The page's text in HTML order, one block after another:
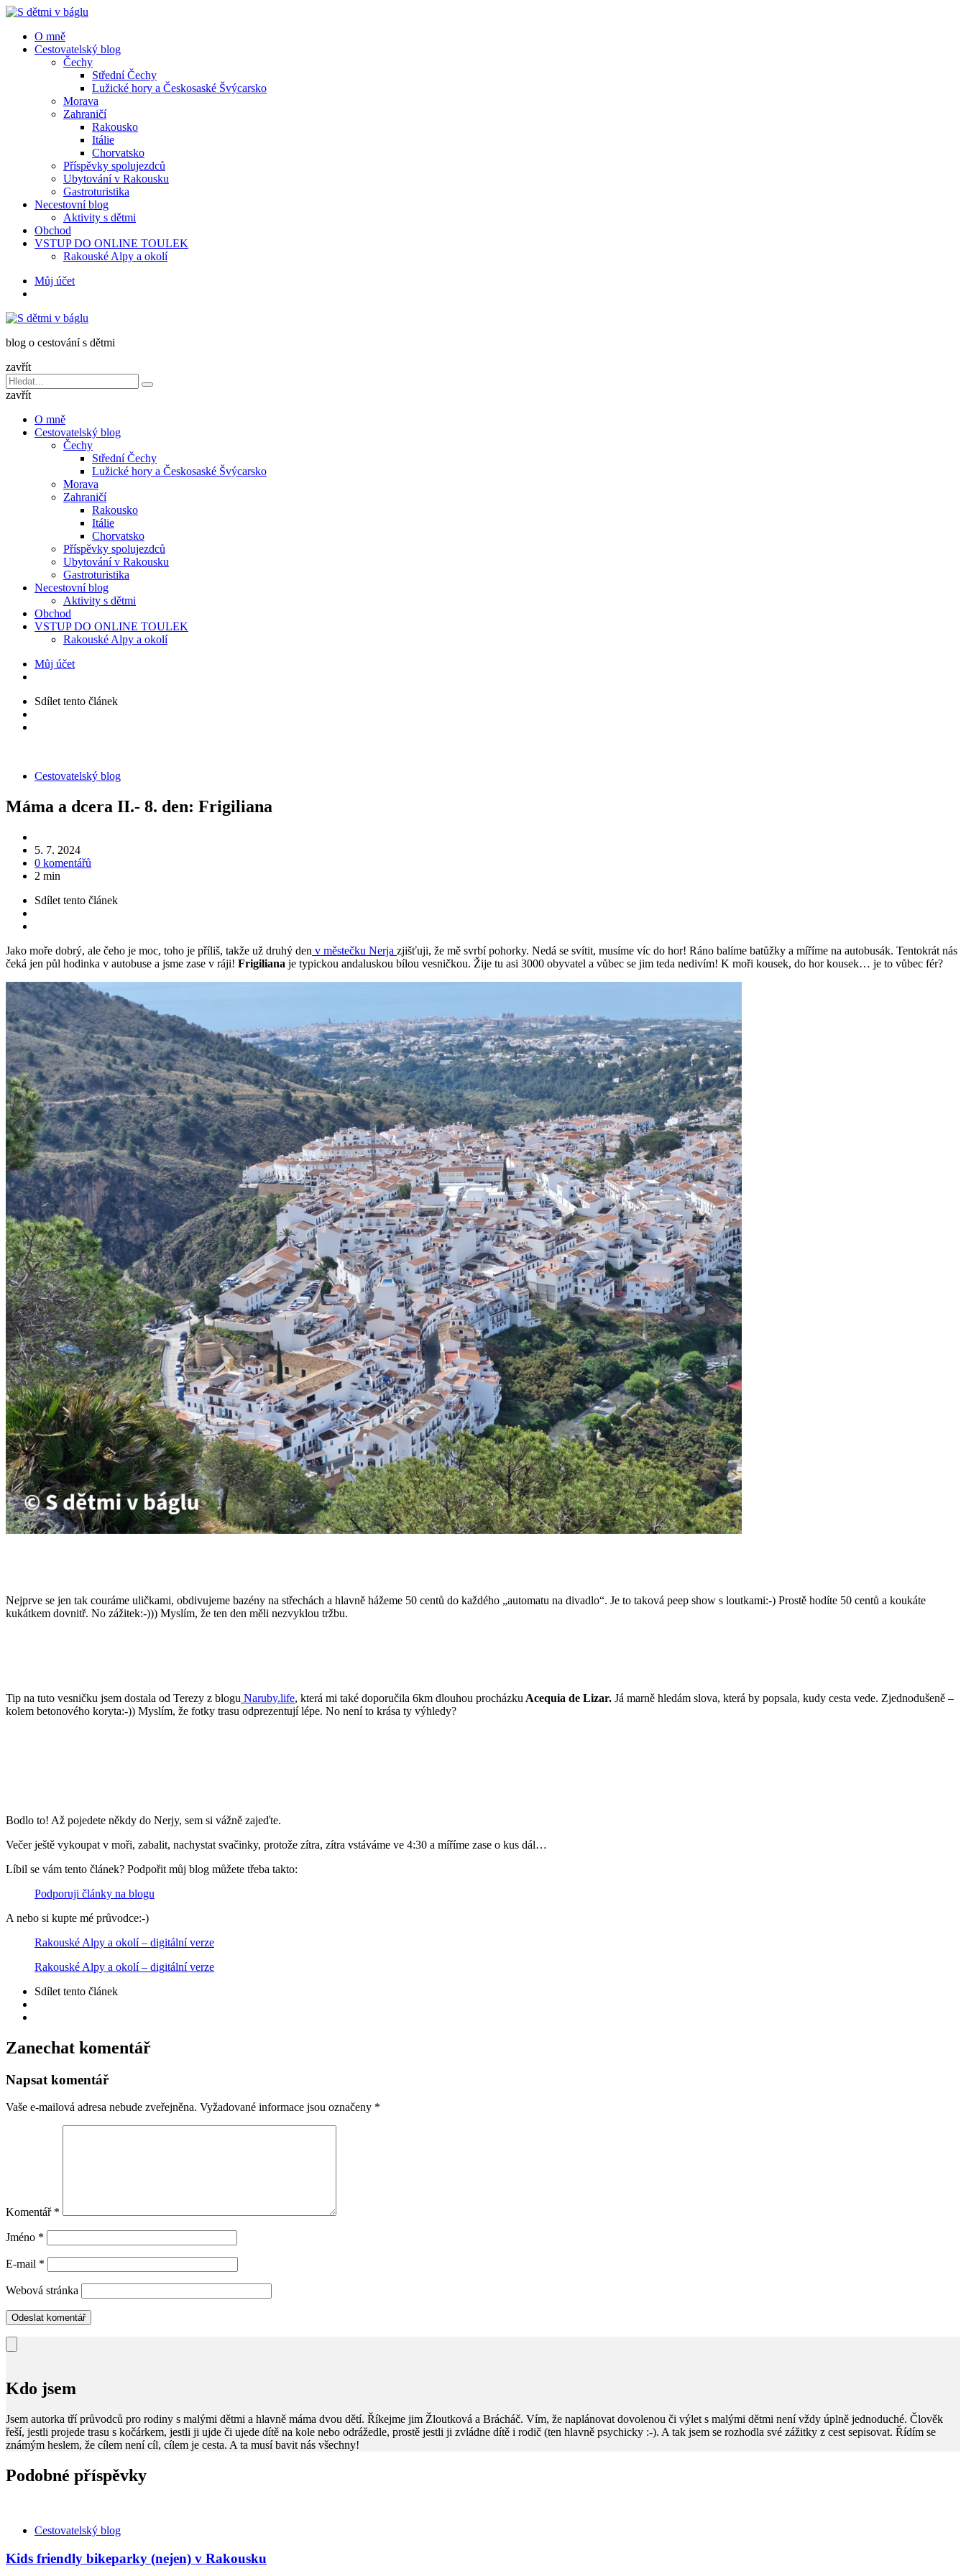
Menu
Menu
O mně
Cestovatelský blog
Čechy
Střední Čechy
Lužické hory a Českosaské Švýcarsko
Morava
Zahraničí
Rakousko
Itálie
Chorvatsko
Příspěvky spolujezdců
Ubytování v Rakousku
Gastroturistika
Necestovní blog
Aktivity s dětmi
Obchod
VSTUP DO ONLINE TOULEK
Rakouské Alpy a okolí
HledatMůj účet
v
blog o cestování s dětmi
zavřít
Vyhledávání
pro:
Hledat
zavřít
O mně
Cestovatelský blog
Čechy
Střední Čechy
Lužické hory a Českosaské Švýcarsko
Morava
Zahraničí
Rakousko
Itálie
Chorvatsko
Příspěvky spolujezdců
Ubytování v Rakousku
Gastroturistika
Necestovní blog
Aktivity s dětmi
Obchod
VSTUP DO ONLINE TOULEK
Rakouské Alpy a okolí
Můj účet
Sdílet tento článek
KategorieCestovatelský blog
Máma a dcera II.- 8. den: Frigiliana
5. 7. 2024
0 komentářů
2 min
Sdílet tento článek
Jako moře dobrý, ale čeho je moc, toho je příliš, takže už druhý den v městečku Nerja zjišťuji, že mě svrbí pohorky. Nedá se svítit, musíme víc do hor! Ráno balíme batůžky a míříme na autobusák. Tentokrát nás
čeká jen půl hodinka v autobuse a jsme zase v ráji! Frigiliana je typickou andaluskou bílou vesničkou. Žije tu asi 3000 obyvatel a vůbec se jim teda nedivím! K moři kousek, do hor kousek… je to vůbec fér?
Nejprve se jen tak couráme uličkami, obdivujeme bazény na střechách a hlavně hážeme 50 centů do každého „automatu na divadlo“. Je to taková peep show s loutkami:-) Prostě hodíte 50 centů a koukáte
kukátkem dovnitř. No zážitek:-))) Myslím, že ten den měli nezvyklou tržbu.
Tip na tuto vesničku jsem dostala od Terezy z blogu Naruby.life, která mi také doporučila 6km dlouhou procházku Acequia de Lizar. Já marně hledám slova, která by popsala, kudy cesta vede. Zjednodušeně –
kolem betonového koryta:-)) Myslím, že fotky trasu odprezentují lépe. No není to krása ty výhledy?
Bodlo to! Až pojedete někdy do Nerjy, sem si vážně zajeďte.
Večer ještě vykoupat v moři, zabalit, nachystat svačinky, protože zítra, zítra vstáváme ve 4:30 a míříme zase o kus dál…
Líbil se vám tento článek? Podpořit můj blog můžete třeba takto:
Podporuji články na blogu
A nebo si kupte mé průvodce:-)
Rakouské Alpy a okolí – digitální verze
Rakouské Alpy a okolí – digitální verze
Sdílet tento článek
Zanechat komentář
Napsat komentář
Vaše e-mailová adresa nebude zveřejněna. Vyžadované informace jsou označeny *
Komentář *
Jméno *
E-mail *
Webová stránka
Kdo jsem
Jsem autorka tří průvodců pro rodiny s malými dětmi a hlavně máma dvou dětí. Říkejme jim Žloutková a Brácháč. Vím, že naplánovat dovolenou či výlet s malými dětmi není vždy úplně jednoduché. Člověk
řeší, jestli projede trasu s kočárkem, jestli ji ujde či ujede dítě na kole nebo odrážedle, prostě jestli ji zvládne dítě i rodič (ten hlavně psychicky :-). A tak jsem se rozhodla své zážitky z cest sepisovat. Řídím se
známým heslem, že cílem není cíl, cílem je cesta. A ta musí bavit nás všechny!
Podobné příspěvky
KategorieCestovatelský blog
Kids friendly bikeparky (nejen) v Rakousku